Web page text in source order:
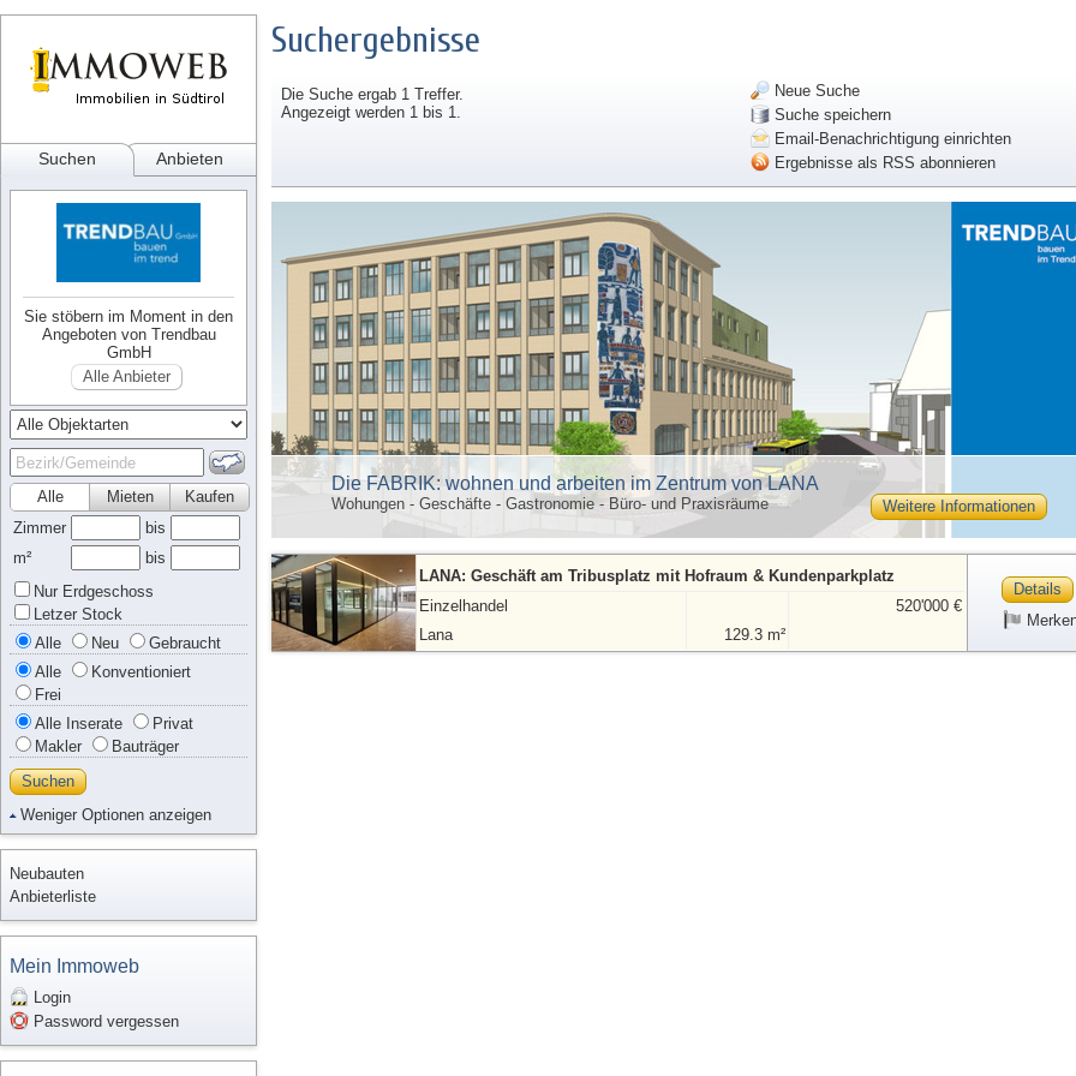
Suchen Anbieten
Sie stöbern im Moment in den
Angeboten von Trendbau
GmbH
Alle Anbieter
Alle Kaufen
Mieten
Zimmer
bis
m²
bis
Nur Erdgeschoss
Letzer Stock
Alle
Neu
Gebraucht
Alle
Konventioniert
Frei
Alle Inserate
Privat
Makler
Bauträger
Suchen
Weniger Optionen anzeigen
Neubauten
Anbieterliste
Mein Immoweb
Login
Password vergessen
Suchergebnisse
Neue Suche
Suche speichern
Email-Benachrichtigung einrichten
Ergebnisse als RSS abonnieren
Die Suche ergab 1 Treffer.
Angezeigt werden 1 bis 1.
Die FABRIK: wohnen und arbeiten im Zentrum von LANA
Wohungen - Geschäfte - Gastronomie - Büro- und Praxisräume Weitere Informationen
LANA: Geschäft am Tribusplatz mit Hofraum & Kundenparkplatz
Einzelhandel
520'000 €
Lana
129.3 m²
Details